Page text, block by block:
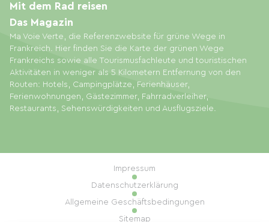
Ma Voie Verte, die Referenzwebsite für grüne Wege in
Frankreich. Hier finden Sie die Karte der grünen Wege
Frankreichs sowie alle Tourismusfachleute und touristischen
Aktivitäten in weniger als 5 Kilometern Entfernung von den
Routen: Hotels, Campingplätze, Ferienhäuser,
Ferienwohnungen, Gästezimmer, Fahrradverleiher,
Restaurants, Sehenswürdigkeiten und Ausflugsziele.
Mit dem Rad reisen
Das Magazin
Impressum
Datenschutzerklärung
Allgemeine Geschäftsbedingungen
Sitemap